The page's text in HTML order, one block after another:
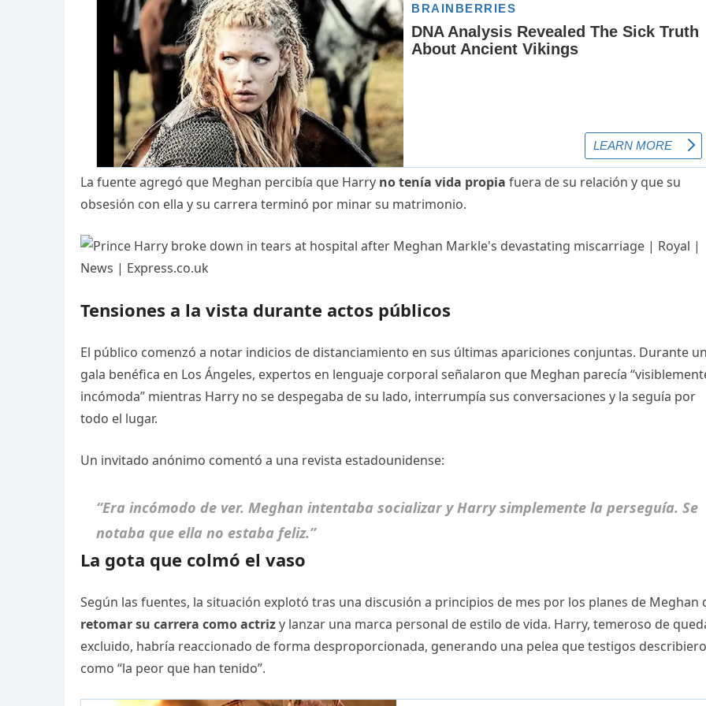
La fuente agregó que Meghan percibía que Harry no tenía vida propia fuera de su relación y que su
obsesión con ella y su carrera terminó por minar su matrimonio.
Tensiones a la vista durante actos públicos
El público comenzó a notar indicios de distanciamiento en sus últimas apariciones conjuntas. Durante
gala benéfica en Los Ángeles, expertos en lenguaje corporal señalaron que Meghan parecía
incómoda” mientras Harry no se despegaba de su lado, interrumpía sus conversaciones y la seguía por
todo el lugar.
Un invitado anónimo comentó a una revista estadounidense:
“Era incómodo de ver. Meghan intentaba socializar y Harry simplemente la perseguía. Se
notaba que ella no estaba feliz.”
La gota que colmó el vaso
Según las fuentes, la situación explotó tras una discusión a principios de mes por los planes de Meghan
retomar su carrera como actrizy lanzar una marca personal de estilo de vida. Harry, temeroso de
excluido, habría reaccionado de forma desproporcionada, generando una pelea que testigos
como “la peor que han tenido”.